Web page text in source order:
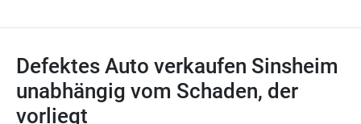
Defektes Auto verkaufen Sinsheim
unabhängig vom Schaden, der
vorliegt